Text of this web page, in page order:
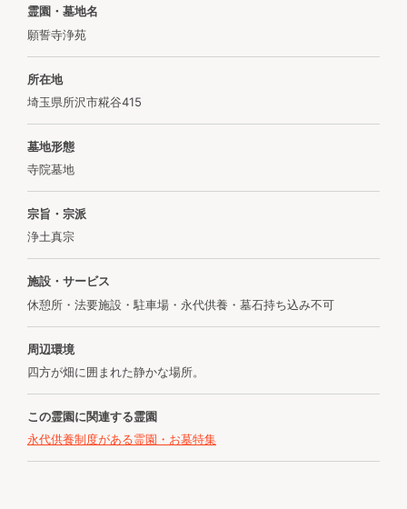
霊園・墓地名
願誓寺浄苑
所在地
埼玉県所沢市糀谷415
墓地形態
寺院墓地
宗旨・宗派
浄土真宗
施設・サービス
休憩所・法要施設・駐車場・永代供養・墓石持ち込み不可
周辺環境
四方が畑に囲まれた静かな場所。
この霊園に関連する霊園
永代供養制度がある霊園・お墓特集